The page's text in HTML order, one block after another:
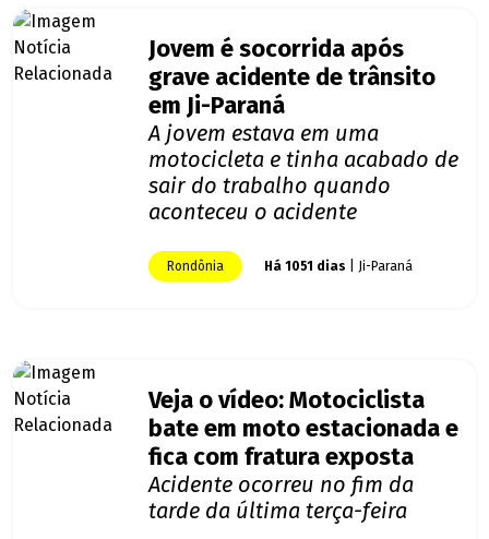
Jovem é socorrida após
grave acidente de trânsito
em Ji-Paraná
A jovem estava em uma
motocicleta e tinha acabado de
sair do trabalho quando
aconteceu o acidente
Rondônia Há 1051 dias | Ji-Paraná
Veja o vídeo: Motociclista
bate em moto estacionada e
fica com fratura exposta
Acidente ocorreu no fim da
tarde da última terça-feira